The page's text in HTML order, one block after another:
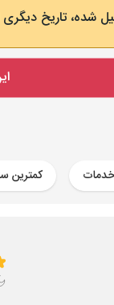
شده، تاریخ
کمترین